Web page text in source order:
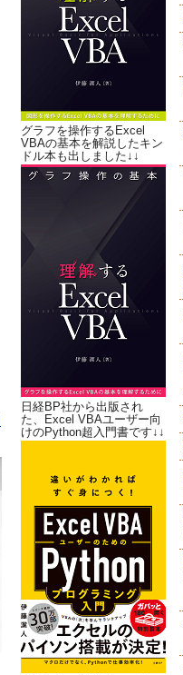
グラフを操作するExcel
VBAの基本を解説したキン
ドル本も出しました↓↓
日経BP社から出版され
た、Excel VBAユーザー向
けのPython超入門書です↓↓